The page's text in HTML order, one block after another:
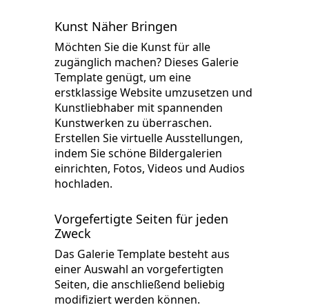
Kunst Näher Bringen
Möchten Sie die Kunst für alle
zugänglich machen? Dieses Galerie
Template genügt, um eine
erstklassige Website umzusetzen und
Kunstliebhaber mit spannenden
Kunstwerken zu überraschen.
Erstellen Sie virtuelle Ausstellungen,
indem Sie schöne Bildergalerien
einrichten, Fotos, Videos und Audios
hochladen.
Vorgefertigte Seiten für jeden
Zweck
Das Galerie Template besteht aus
einer Auswahl an vorgefertigten
Seiten, die anschließend beliebig
modifiziert werden können.